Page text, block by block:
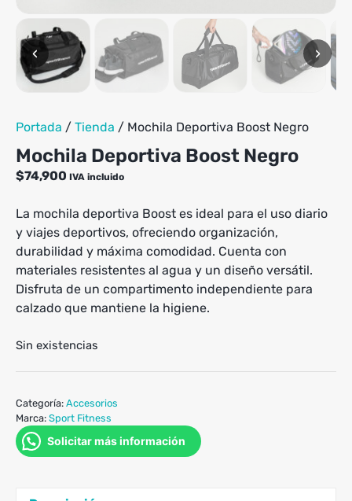
‹ ›
Portada / Tienda / Mochila Deportiva Boost Negro
Mochila Deportiva Boost Negro
$74,900 IVA incluido
La mochila deportiva Boost es ideal para el uso diario
y viajes deportivos, ofreciendo organización,
durabilidad y máxima comodidad. Cuenta con
materiales resistentes al agua y un diseño versátil.
Disfruta de un compartimento independiente para
calzado que mantiene la higiene.
Sin existencias
Categoría: Accesorios
Marca: Sport Fitness
Solicitar más información